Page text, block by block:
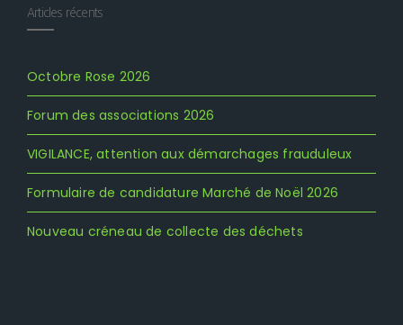
Articles récents
Octobre Rose 2026
Forum des associations 2026
VIGILANCE, attention aux démarchages frauduleux
Formulaire de candidature Marché de Noël 2026
Nouveau créneau de collecte des déchets